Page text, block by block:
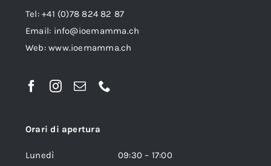
Tel: +41 (0)78 824 82 87
Email: info@ioemamma.ch
Web:www.ioemamma.ch
Orari di apertura
Lunedì 09:30 – 17:00